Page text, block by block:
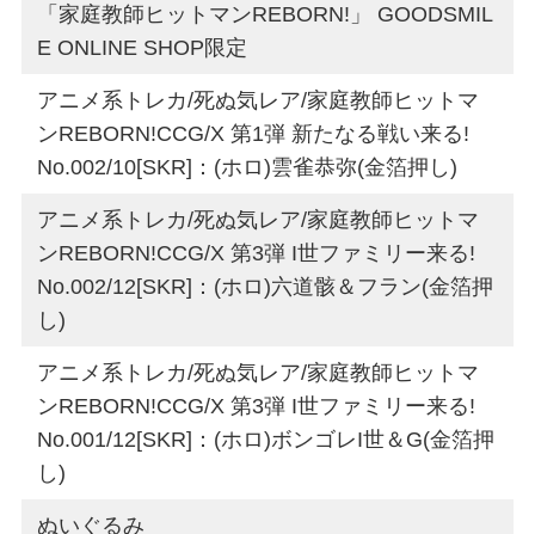
「家庭教師ヒットマンREBORN!」 GOODSMIL
E ONLINE SHOP限定
アニメ系トレカ/死ぬ気レア/家庭教師ヒットマ
ンREBORN!CCG/X 第1弾 新たなる戦い来る!
No.002/10[SKR]：(ホロ)雲雀恭弥(金箔押し)
アニメ系トレカ/死ぬ気レア/家庭教師ヒットマ
ンREBORN!CCG/X 第3弾 I世ファミリー来る!
No.002/12[SKR]：(ホロ)六道骸＆フラン(金箔押
し)
アニメ系トレカ/死ぬ気レア/家庭教師ヒットマ
ンREBORN!CCG/X 第3弾 I世ファミリー来る!
No.001/12[SKR]：(ホロ)ボンゴレI世＆G(金箔押
し)
ぬいぐるみ